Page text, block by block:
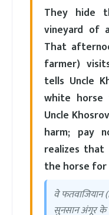
They hide
vineyard of
That
farmer)
tells Uncle
white horse
Uncle
harm; pay
realizes that
the horse for
वे
सुनसान अंगूर के